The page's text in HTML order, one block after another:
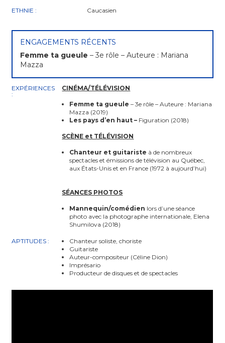
ETHNIE : Caucasien
ENGAGEMENTS RÉCENTS
Femme ta gueule – 3e rôle – Auteure : Mariana
Mazza
EXPÉRIENCES
:
CINÉMA/TÉLÉVISION
Femme ta gueule – 3e rôle – Auteure : Mariana
Mazza (2019)
Les pays d’en haut – Figuration (2018)
SCÈNE et TÉLÉVISION
Chanteur et guitariste à de nombreux
spectacles et émissions de télévision au Québec,
aux États-Unis et en France (1972 à aujourd’hui)
SÉANCES PHOTOS
Mannequin/comédien lors d’une séance
photo avec la photographe internationale, Elena
Shumilova (2018)
APTITUDES :
Chanteur soliste, choriste
Guitariste
Auteur-compositeur (Céline Dion)
Imprésario
Producteur de disques et de spectacles